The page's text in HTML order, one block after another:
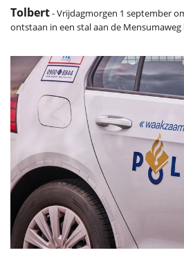
Tolbert- Vrijdagmorgen 1 september
ontstaan in een stal aan de Mensumaweg